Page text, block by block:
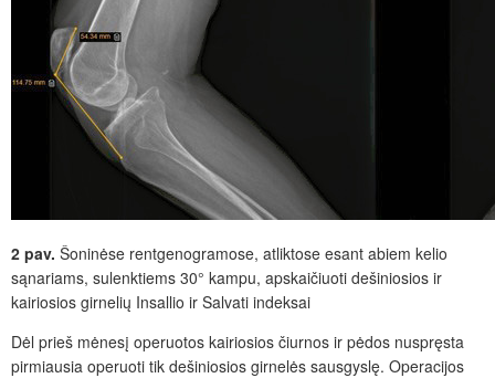
2 pav. Šoninėse rentgenogramose, atliktose esant abiem kelio
sąnariams, sulenktiems 30° kampu, apskaičiuoti dešiniosios ir
kairiosios girnelių Insallio ir Salvati indeksai
Dėl prieš mėnesį operuotos kairiosios čiurnos ir pėdos nuspręsta
pirmiausia operuoti tik dešiniosios girnelės sausgyslę. Operacijos